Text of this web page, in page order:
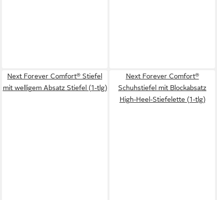
Next Forever Comfort® Stiefel
mit welligem Absatz Stiefel (1-tlg)
Next Forever Comfort®
Schuhstiefel mit Blockabsatz
High-Heel-Stiefelette (1-tlg)